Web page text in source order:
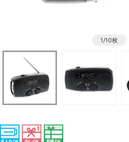
1/10枚